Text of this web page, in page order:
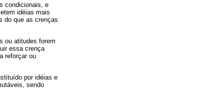
condicionais, e
idéias mais
do que as crenças
ou atitudes forem
essa crença
reforçar ou
por idéias e
sendo